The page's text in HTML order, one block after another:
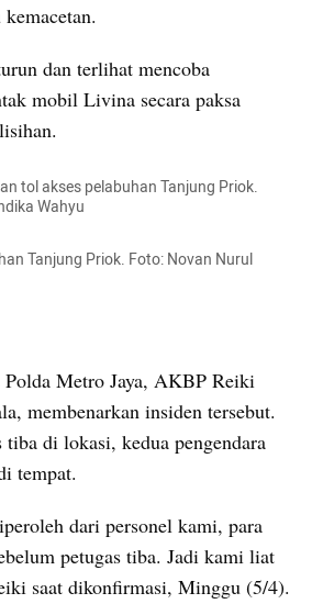
dan terlihat mencoba
mobil Livina secara paksa
tol akses pelabuhan Tanjung Priok.
Wahyu
Tanjung Priok. Foto: Novan Nurul
Polda Metro Jaya, AKBP Reiki
membenarkan insiden tersebut.
tiba di lokasi, kedua pengendara
tempat.
dari personel kami, para
petugas tiba. Jadi kami liat
saat dikonfirmasi, Minggu (5/4).